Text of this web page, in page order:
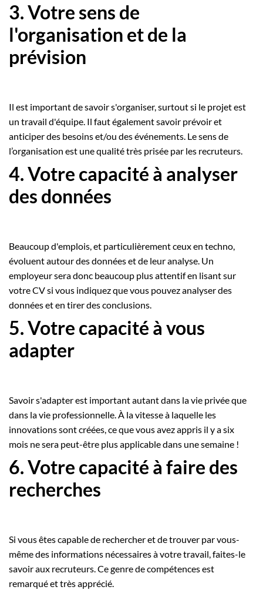
3. Votre sens de
l'organisation et de la
prévision
Il est important de savoir s'organiser, surtout si le projet est
un travail d'équipe. Il faut également savoir prévoir et
anticiper des besoins et/ou des événements. Le sens de
l’organisation est une qualité très prisée par les recruteurs.
4. Votre capacité à analyser
des données
Beaucoup d'emplois, et particulièrement ceux en techno,
évoluent autour des données et de leur analyse. Un
employeur sera donc beaucoup plus attentif en lisant sur
votre CV si vous indiquez que vous pouvez analyser des
données et en tirer des conclusions.
5. Votre capacité à vous
adapter
Savoir s'adapter est important autant dans la vie privée que
dans la vie professionnelle. À la vitesse à laquelle les
innovations sont créées, ce que vous avez appris il y a six
mois ne sera peut-être plus applicable dans une semaine !
6. Votre capacité à faire des
recherches
Si vous êtes capable de rechercher et de trouver par vous-
même des informations nécessaires à votre travail, faites-le
savoir aux recruteurs. Ce genre de compétences est
remarqué et très apprécié.